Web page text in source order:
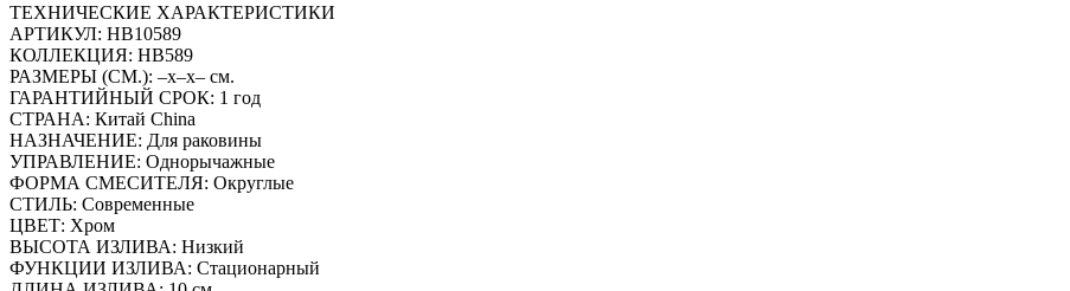
ТЕХНИЧЕСКИЕ ХАРАКТЕРИСТИКИ
АРТИКУЛ: HB10589
КОЛЛЕКЦИЯ: HB589
РАЗМЕРЫ (СМ.): –x–x– см.
ГАРАНТИЙНЫЙ СРОК: 1 год
СТРАНА: Китай China
НАЗНАЧЕНИЕ: Для раковины
УПРАВЛЕНИЕ: Однорычажные
ФОРМА СМЕСИТЕЛЯ: Округлые
СТИЛЬ: Современные
ЦВЕТ: Хром
ВЫСОТА ИЗЛИВА: Низкий
ФУНКЦИИ ИЗЛИВА: Стационарный